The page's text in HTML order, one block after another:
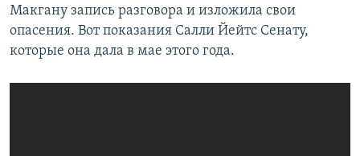
Макгану запись разговора и изложила свои
опасения. Вот показания Салли Йейтс Сенату,
которые она дала в мае этого года.